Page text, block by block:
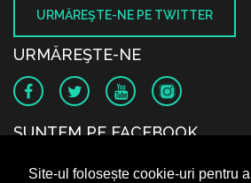
Site-ul folosește cookie-uri pentru
URMĂREŞTE-NE PE TWITTER
URMĂREŞTE-NE
SUNTEM PE FACEBOOK